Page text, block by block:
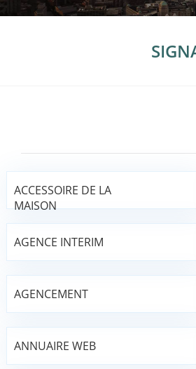
ACCESSOIRE DE LA
MAISON
AGENCE INTERIM
AGENCEMENT
ANNUAIRE WEB